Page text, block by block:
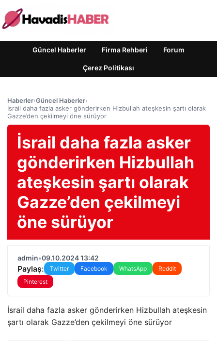
Güncel Haberler Firma Rehberi Forum
Çerez Politikası
Haberler›Güncel Haberler›
İsrail daha fazla asker gönderirken Hizbullah ateşkesin şartı olarak
Gazze’den çekilmeyi öne sürüyor
İsrail daha fazla asker
gönderirken Hizbullah
ateşkesin şartı olarak
Gazze’den çekilmeyi
öne sürüyor
admin•09.10.2024 13:42
Paylaş: Twitter Facebook WhatsApp
Reddit
Pinterest
İsrail daha fazla asker gönderirken Hizbullah ateşkesin
şartı olarak Gazze’den çekilmeyi öne sürüyor